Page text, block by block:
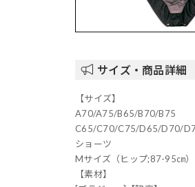
サイズ・商品詳細
【サイズ】
A70/A75/B65/B70/B75
C65/C70/C75/D65/D70/
ショーツ
Mサイズ（ヒップ;87-95㎝）
【素材】